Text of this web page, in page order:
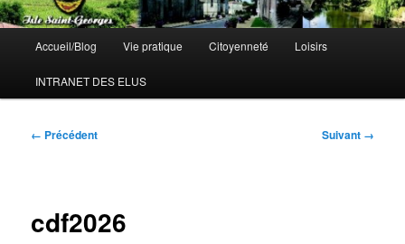
principal
Accueil/Blog Vie pratique Citoyenneté Loisirs
INTRANET DES ELUS
Navigation
← Précédent Suivant →
cdf2026